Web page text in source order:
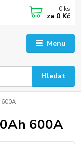
Menu
Hledat
0 ks
za 0 Kč
600A
600A